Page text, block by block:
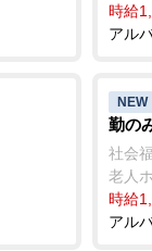
時給
アル
NEW
勤の
社会
老人
時給
アル